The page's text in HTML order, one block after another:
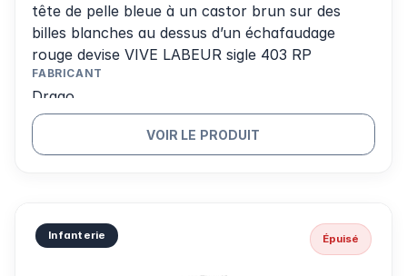
tête de pelle bleue à un castor brun sur des
billes blanches au dessus d’un échafaudage
rouge devise VIVE LABEUR sigle 403 RP
FABRICANT
Drago
VOIR LE PRODUIT
Infanterie Épuisé